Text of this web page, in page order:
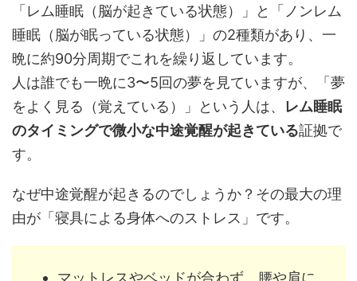
「レム睡眠（脳が起きている状態）」と「ノンレム
睡眠（脳が眠っている状態）」の2種類があり、一
晩に約90分周期でこれを繰り返しています。
人は誰でも一晩に3〜5回の夢を見ていますが、「夢
をよく見る（覚えている）」という人は、 レム睡眠
のタイミングで微小な中途覚醒が起きている証拠で
す。
なぜ中途覚醒が起きるのでしょうか？その最大の理
由が「寝具による身体へのストレス」です。
マットレスやベッドが合わず、腰や肩に